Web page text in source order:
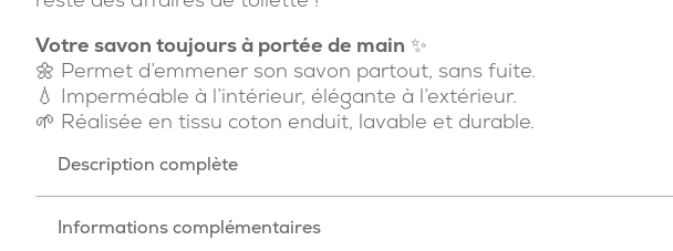
Votre savon toujours à portée de main ✨
🌼 Permet d’emmener son savon partout, sans fuite.
💧 Imperméable à l’intérieur, élégante à l’extérieur.
🌱 Réalisée en tissu coton enduit, lavable et durable.
Description complète
Informations complémentaires